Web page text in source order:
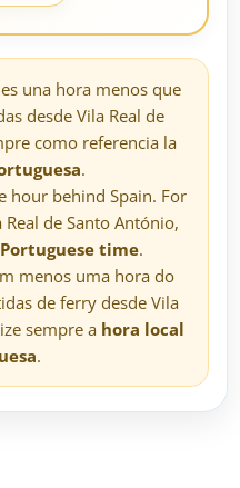
una hora menos que
desde Vila Real de
como referencia la
.
hour behind Spain. For
de Santo António,
time.
menos uma hora do
de ferry desde Vila
sempre a hora local
.